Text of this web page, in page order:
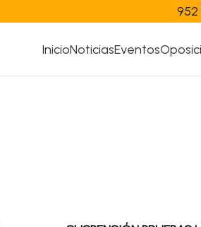
952
InicioNoticiasEventos